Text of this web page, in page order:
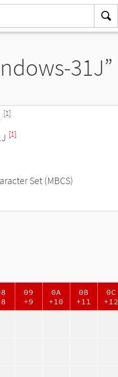
31J”
[1]
[1]
Set (MBCS)
09
+9
0A
+10
0B
+11
0C
+12